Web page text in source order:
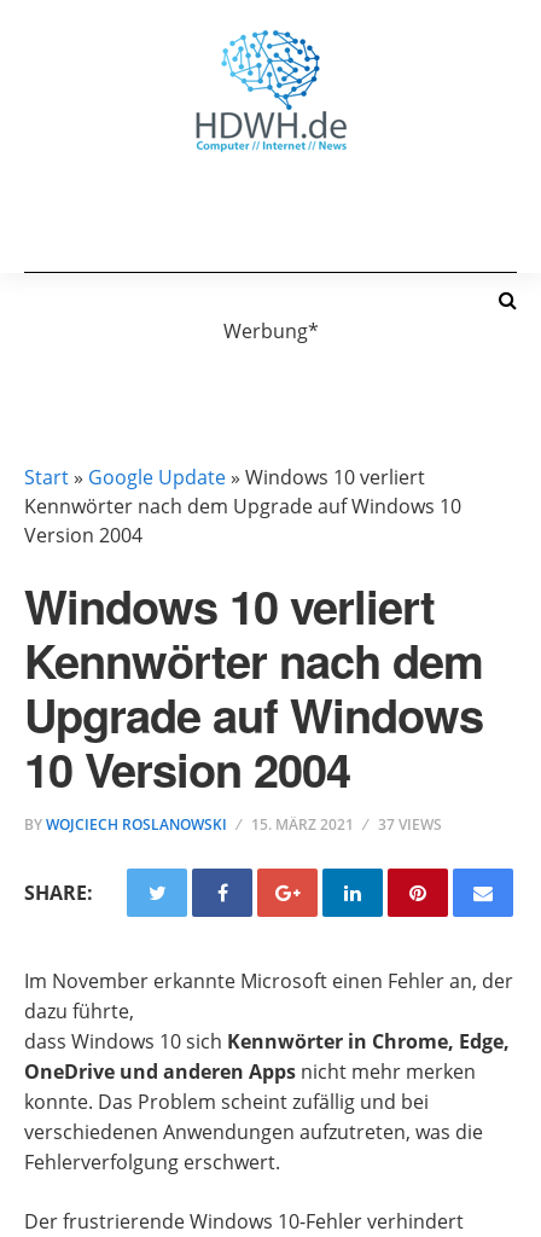
Werbung*
Start» Google Update» Windows 10 verliert
Kennwörter nach dem Upgrade auf Windows 10
Version 2004
Windows 10 verliert
Kennwörter nach dem
Upgrade auf Windows
10 Version 2004
BYWOJCIECH ROSLANOWSKI 15. MÄRZ 2021 37 VIEWS
SHARE:
Im November erkannte Microsoft einen Fehler an, der
dazu führte,
dass Windows 10 sich Kennwörter in Chrome, Edge,
OneDrive und anderen Apps nicht mehr merken
konnte. Das Problem scheint zufällig und bei
verschiedenen Anwendungen aufzutreten, was die
Fehlerverfolgung erschwert.
Der frustrierende Windows 10-Fehler verhindert